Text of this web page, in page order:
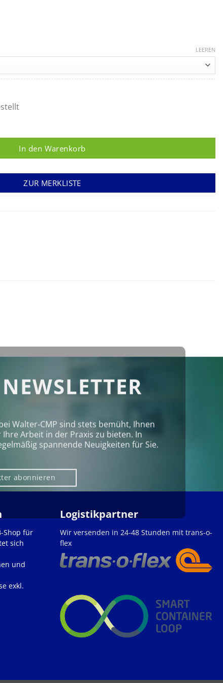
€
LEEREN
In den Warenkorb
ZUR MERKLISTE
Walter‑CMP sind stets bemüht, Ihnen
Arbeit in der Praxis zu bieten. In
spannende Neuigkeiten für Sie.
abonnieren
Shop für
sich
und
exkl.
Logistikpartner
Wir versenden in 24-48 Stunden mit trans-o-
flex